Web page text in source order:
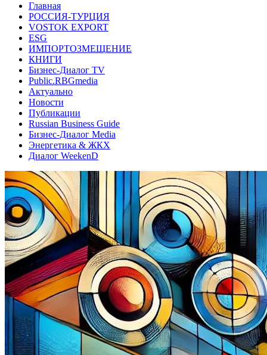
Главная
РОССИЯ-ТУРЦИЯ
VOSTOK EXPORT
ESG
ИМПОРТОЗМЕЩЕНИЕ
КНИГИ
Бизнес-Диалог TV
Public.RBGmedia
Актуально
Новости
Публикации
Russian Business Guide
Бизнес-Диалог Media
Энергетика & ЖКХ
Диалог WeekenD